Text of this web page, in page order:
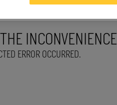
INCONVENIENCE
ERROR OCCURRED.